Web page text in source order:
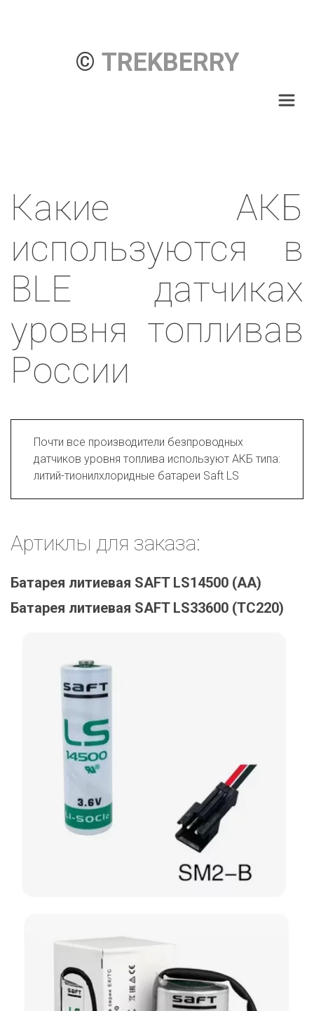
© TREKBERRY
Какие АКБ
используются в
BLE датчиках
уровня топливав
России
Почти все производители безпроводных
датчиков уровня топлива используют АКБ типа:
литий-тионилхлоридные батареи Saft LS
Артиклы для заказа:
Батарея литиевая SAFT LS14500 (AA)
Батарея литиевая SAFT LS33600 (TC220)